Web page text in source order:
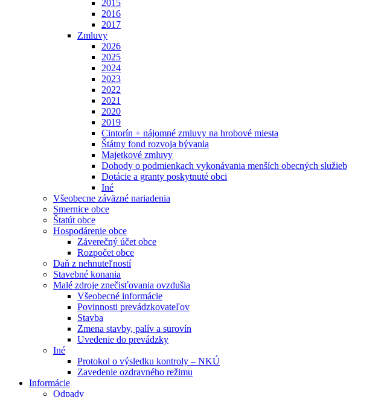
2015
2016
2017
Zmluvy
2026
2025
2024
2023
2022
2021
2020
2019
Cintorín + nájomné zmluvy na hrobové miesta
Štátny fond rozvoja bývania
Majetkové zmluvy
Dohody o podmienkach vykonávania menších obecných služieb
Dotácie a granty poskytnuté obci
Iné
Všeobecne záväzné nariadenia
Smernice obce
Štatút obce
Hospodárenie obce
Záverečný účet obce
Rozpočet obce
Daň z nehnuteľností
Stavebné konania
Malé zdroje znečisťovania ovzdušia
Všeobecné informácie
Povinnosti prevádzkovateľov
Stavba
Zmena stavby, palív a surovín
Uvedenie do prevádzky
Iné
Protokol o výsledku kontroly – NKÚ
Zavedenie ozdravného režimu
Informácie
Odpady